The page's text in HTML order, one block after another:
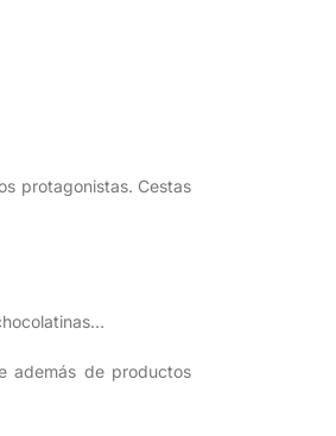
protagonistas. Cestas
además de productos